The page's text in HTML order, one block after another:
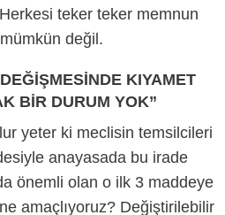
teker teker memnun
değil.
KIYAMET
BİR DURUM YOK”
yeter ki meclisin temsilcileri
anayasada bu irade
önemli olan o ilk 3 maddeye
amaçlıyoruz? Değiştirilebilir